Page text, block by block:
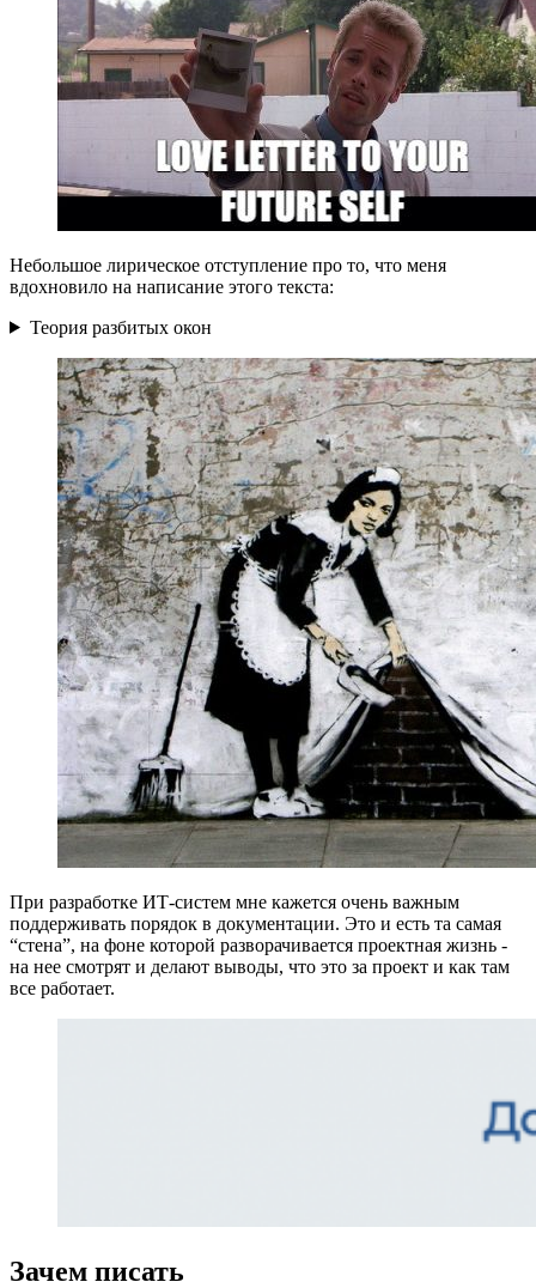
Небольшое лирическое отступление про то, что меня
вдохновило на написание этого текста:
Теория разбитых окон
При разработке ИТ-систем мне кажется очень важным
поддерживать порядок в документации. Это и есть та самая
“стена”, на фоне которой разворачивается проектная жизнь -
на нее смотрят и делают выводы, что это за проект и как там
все работает.
Зачем писать